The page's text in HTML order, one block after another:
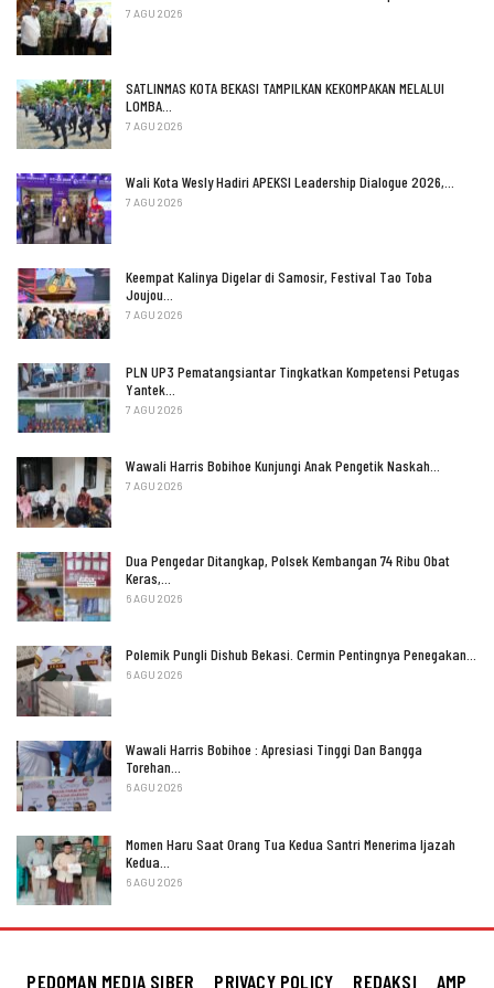
7 AGU 2026
SATLINMAS KOTA BEKASI TAMPILKAN KEKOMPAKAN MELALUI
LOMBA…
7 AGU 2026
Wali Kota Wesly Hadiri APEKSI Leadership Dialogue 2026,…
7 AGU 2026
Keempat Kalinya Digelar di Samosir, Festival Tao Toba
Joujou…
7 AGU 2026
PLN UP3 Pematangsiantar Tingkatkan Kompetensi Petugas
Yantek…
7 AGU 2026
Wawali Harris Bobihoe Kunjungi Anak Pengetik Naskah…
7 AGU 2026
Dua Pengedar Ditangkap, Polsek Kembangan 74 Ribu Obat
Keras,…
6 AGU 2026
Polemik Pungli Dishub Bekasi. Cermin Pentingnya Penegakan…
6 AGU 2026
Wawali Harris Bobihoe : Apresiasi Tinggi Dan Bangga
Torehan…
6 AGU 2026
Momen Haru Saat Orang Tua Kedua Santri Menerima Ijazah
Kedua…
6 AGU 2026
PEDOMAN MEDIA SIBER PRIVACY POLICY REDAKSI AMP